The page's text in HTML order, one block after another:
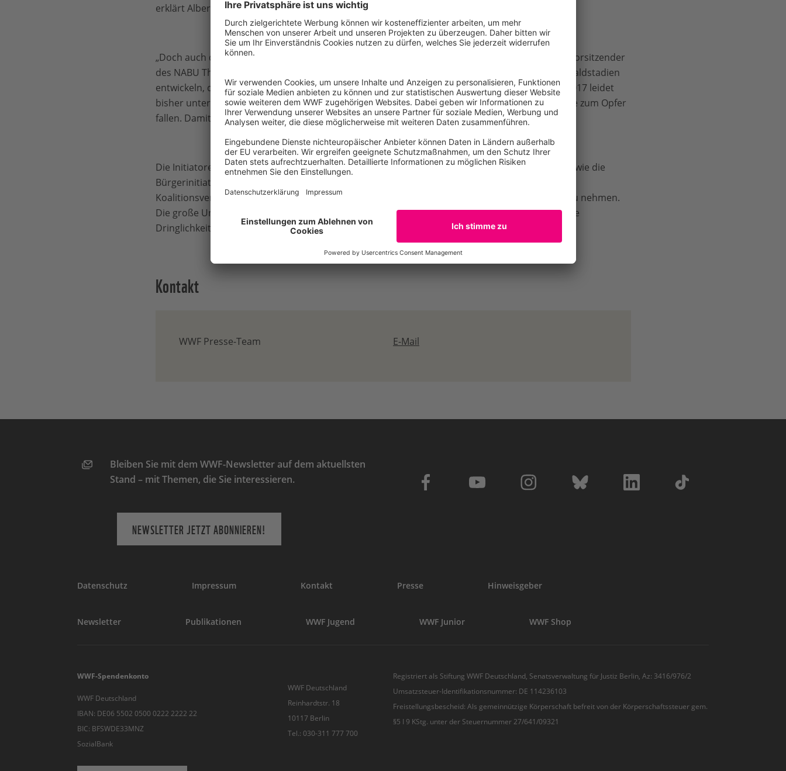
erklärt Albert Wotke vom WWF.
„Doch auch die Natur selbst braucht mehr Waldwildnis“, so Martin Schmidt, stellvertretender Vorsitzender
des NABU Thüringen. „Langfristig können sich hier wieder natürliche und vor allem auch alte Waldstadien
entwickeln, die die Lebensgrundlage für Arten wie den Waldkauz bilden. Der Vogel des Jahres 2017 leidet
bisher unter akuter Wohnungsnot, da seine Höhlen in Altbäumen immer wieder der Kettensäge zum Opfer
fallen. Damit soll jetzt Schluss sein.“
Die Initiatoren der Petition, die vier Naturschutzorganisationen BUND, NABU, WWF und ZGF, sowie die
Bürgerinitiative „ProKyffhäuserwald“ fordern die Landesregierung auf, in Anlehnung an den
Koalitionsvertrag 5% des Thüringer Waldes noch in dieser Legislaturperiode aus der Nutzung zu nehmen.
Die große Unterstützung in der Bevölkerung verleiht der Forderung nach mehr Waldwildnis eine
Dringlichkeit, derer sich die Landesregierung nun zügig stellen muss.
Kontakt
WWF Presse-Team E-Mail
Bleiben Sie mit dem WWF-Newsletter auf dem aktuellsten
Stand – mit Themen, die Sie interessieren.
NEWSLETTER JETZT ABONNIEREN!
Datenschutz Impressum Kontakt Presse Hinweisgeber
Newsletter Publikationen WWF Jugend WWF Junior WWF Shop
WWF-Spendenkonto
WWF Deutschland
IBAN: DE06 5502 0500 0222 2222 22
BIC: BFSWDE33MNZ
SozialBank
WWF Deutschland
Reinhardtstr. 18
10117 Berlin
Tel.: 030-311 777 700
Registriert als Stiftung WWF Deutschland, Senatsverwaltung für Justiz Berlin, Az: 3416/976/2
Umsatzsteuer-Identifikationsnummer: DE 114236103
Freistellungsbescheid: Als gemeinnützige Körperschaft befreit von der Körperschaftssteuer gem.
§5 I 9 KStg. unter der Steuernummer 27/641/09321